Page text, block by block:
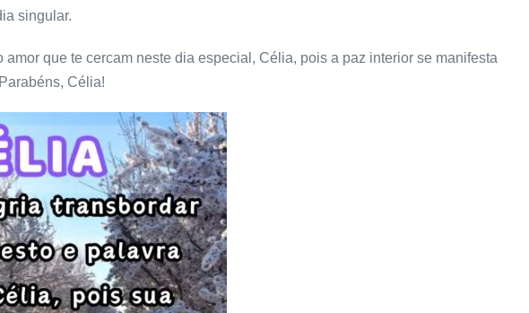
singular.
amor que te cercam neste dia especial, Célia, pois a paz interior se manifesta
Célia!